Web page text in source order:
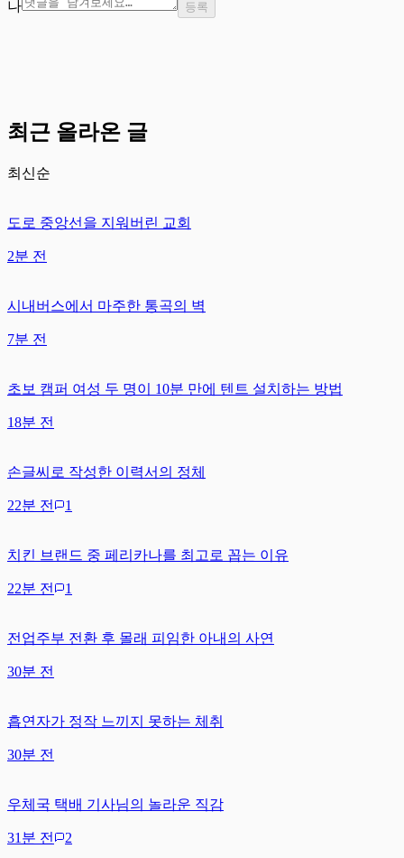
나 등록
최근 올라온 글
최신순
도로 중앙선을 지워버린 교회
2분 전
시내버스에서 마주한 통곡의 벽
7분 전
초보 캠퍼 여성 두 명이 10분 만에 텐트 설치하는 방법
18분 전
손글씨로 작성한 이력서의 정체
22분 전 1
치킨 브랜드 중 페리카나를 최고로 꼽는 이유
22분 전 1
전업주부 전환 후 몰래 피임한 아내의 사연
30분 전
흡연자가 정작 느끼지 못하는 체취
30분 전
우체국 택배 기사님의 놀라운 직감
31분 전 2